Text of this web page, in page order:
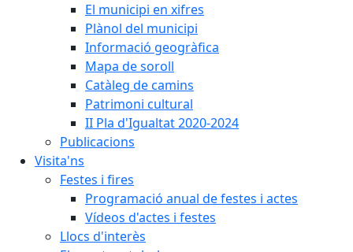
El municipi en xifres
Plànol del municipi
Informació geogràfica
Mapa de soroll
Catàleg de camins
Patrimoni cultural
II Pla d'Igualtat 2020-2024
Publicacions
Visita'ns
Festes i fires
Programació anual de festes i actes
Vídeos d'actes i festes
Llocs d'interès